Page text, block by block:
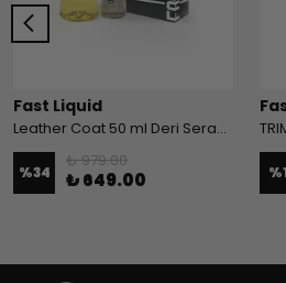
Fast Liquid
Leather Coat 50 ml Deri Seramik Kaplama ve Leather Cleaner 500 ml Deri Temizleyici Set Paket
%34
₺ 979.00
₺ 649.00 %